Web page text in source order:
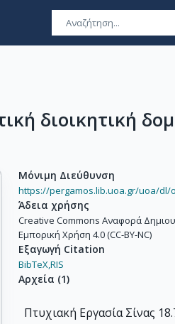
διοικητική
Μόνιμη Διεύθυνση
https://pergamos.lib.uoa.gr/uoa/dl/
Άδεια χρήσης
Creative Commons Αναφορά
Εμπορική Χρήση 4.0 (CC-BY-NC)
Εξαγωγή Citation
BibTeX,RIS
Αρχεία (1)
Πτυχιακή Εργασία Σίνας